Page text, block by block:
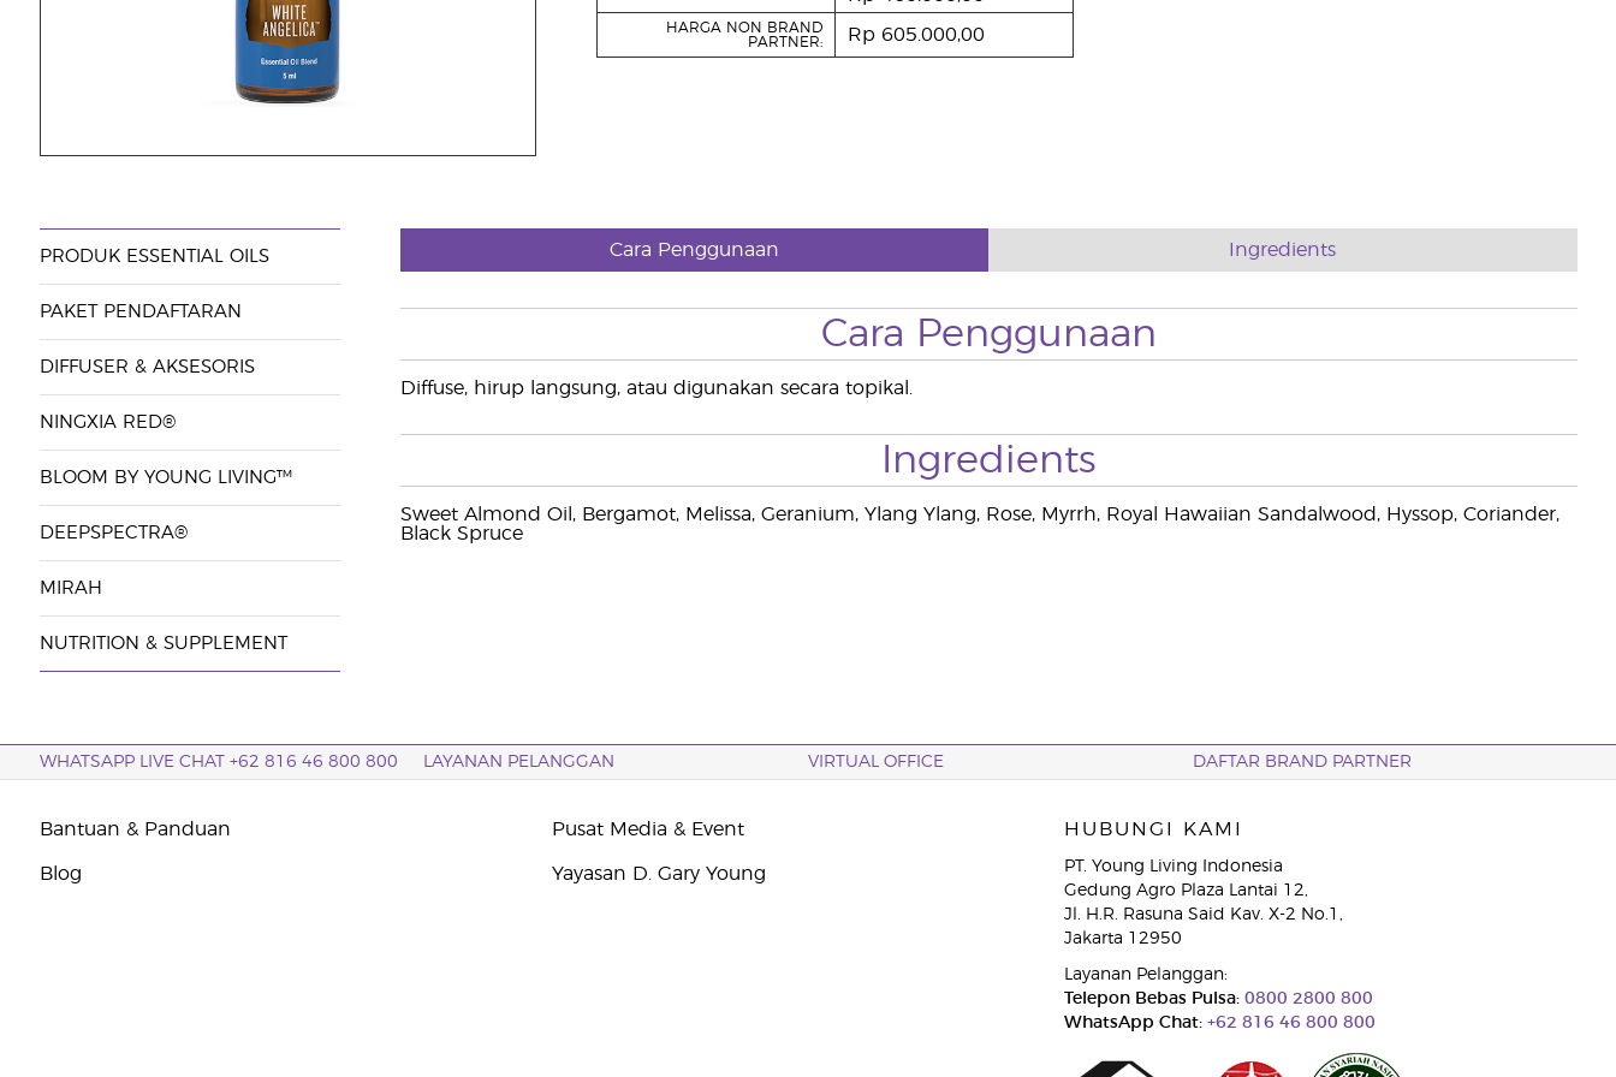
HARGA NON BRAND
PARTNER:
Rp 605.000,00
PRODUK ESSENTIAL OILS
PAKET PENDAFTARAN
DIFFUSER & AKSESORIS
NINGXIA RED®
BLOOM BY YOUNG LIVING™
DEEPSPECTRA®
MIRAH
NUTRITION & SUPPLEMENT
Cara Penggunaan Ingredients
Cara Penggunaan
Diffuse, hirup langsung, atau digunakan secara topikal.
Ingredients
Sweet Almond Oil, Bergamot, Melissa, Geranium, Ylang Ylang, Rose, Myrrh, Royal Hawaiian Sandalwood, Hyssop, Coriander,
Black Spruce
WHATSAPP LIVE CHAT +62 816 46 800 800 LAYANAN PELANGGAN VIRTUAL OFFICE DAFTAR BRAND PARTNER
Bantuan & Panduan
Blog
Pusat Media & Event
Yayasan D. Gary Young
HUBUNGI KAMI
PT. Young Living Indonesia
Gedung Agro Plaza Lantai 12,
Jl. H.R. Rasuna Said Kav. X-2 No.1,
Jakarta 12950
Layanan Pelanggan:
Telepon Bebas Pulsa: 0800 2800 800
WhatsApp Chat: +62 816 46 800 800